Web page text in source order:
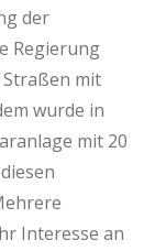
der
Regierung
mit
wurde in
mit 20
Interesse an